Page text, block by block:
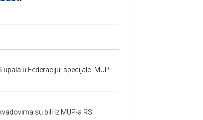
u Federaciju, specijalci MUP-
su bili iz MUP-a RS